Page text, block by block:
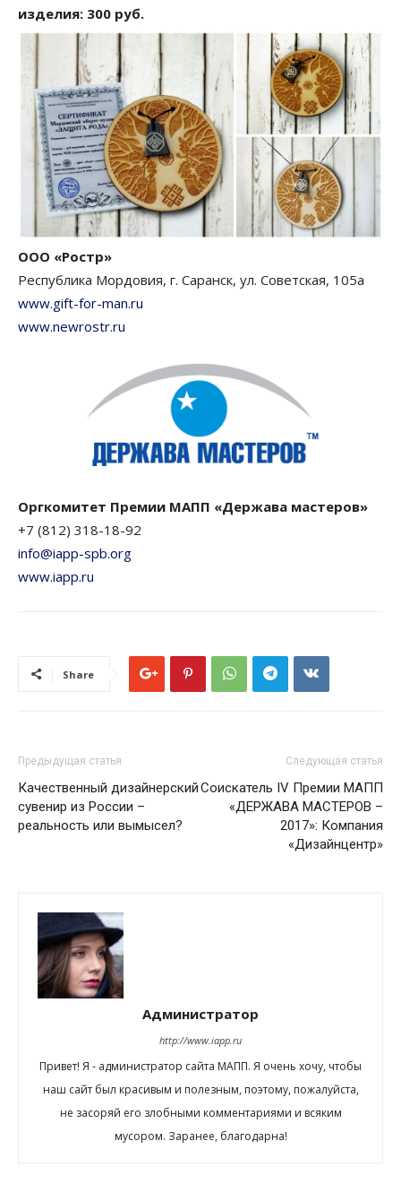
изделия: 300 руб.
ООО «Ростр»
Республика Мордовия, г. Саранск, ул. Советская, 105а
www.gift-for-man.ru
www.newrostr.ru
Оргкомитет Премии МАПП «Держава мастеров»
+7 (812) 318-18-92
info@iapp-spb.org
www.iapp.ru
Share
Предыдущая статья
Качественный дизайнерский
сувенир из России –
реальность или вымысел?
Следующая статья
Соискатель IV Премии МАПП
«ДЕРЖАВА МАСТЕРОВ –
2017»: Компания
«Дизайнцентр»
Администратор
http://www.iapp.ru
Привет! Я - администратор сайта МАПП. Я очень хочу, чтобы
наш сайт был красивым и полезным, поэтому, пожалуйста,
не засоряй его злобными комментариями и всяким
мусором. Заранее, благодарна!